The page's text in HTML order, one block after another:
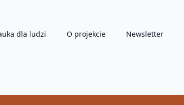
dla ludzi O projekcie Newsletter